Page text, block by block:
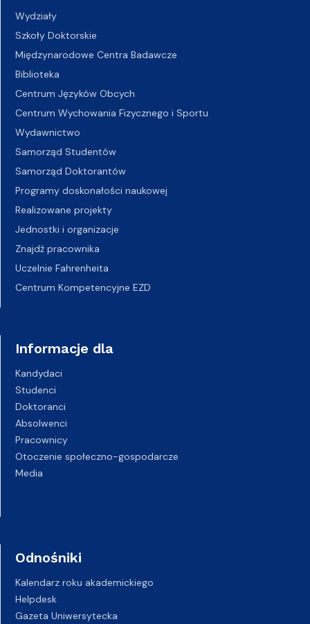
Wydziały
Szkoły Doktorskie
Międzynarodowe Centra Badawcze
Biblioteka
Centrum Języków Obcych
Centrum Wychowania Fizycznego i Sportu
Wydawnictwo
Samorząd Studentów
Samorząd Doktorantów
Programy doskonałości naukowej
Realizowane projekty
Jednostki i organizacje
Znajdź pracownika
Uczelnie Fahrenheita
Centrum Kompetencyjne EZD
Informacje dla
Kandydaci
Studenci
Doktoranci
Absolwenci
Pracownicy
Otoczenie społeczno-gospodarcze
Media
Odnośniki
Kalendarz roku akademickiego
Helpdesk
Gazeta Uniwersytecka